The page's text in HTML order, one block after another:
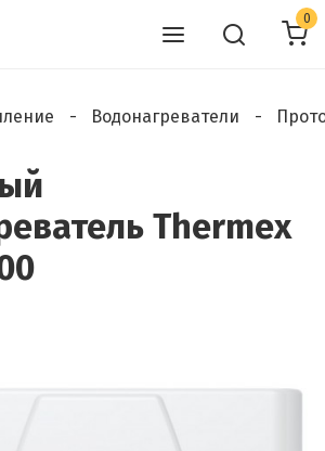
0
Водонагреватели
Thermex